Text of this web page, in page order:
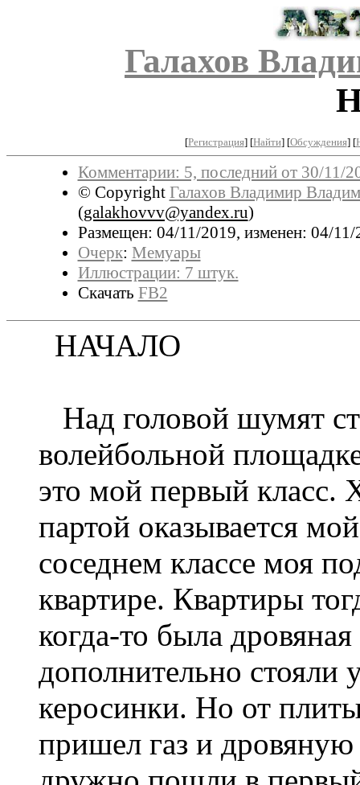
Галахов
[Регистрация] [Найти] [Обсуждения] [
Комментарии: 5, последний от 30/11/
© Copyright Галахов Владимир
(galakhovvv@yandex.ru)
Размещен: 04/11/2019, изменен: 04/
Очерк: Мемуары
Иллюстрации: 7 штук.
Скачать FB2
НАЧАЛО
Над головой шумят
волейбольной
это мой первый класс.
партой оказывается
соседнем классе моя
квартире. Квартиры
когда-то была
дополнительно стояли
керосинки. Но от
пришел газ и